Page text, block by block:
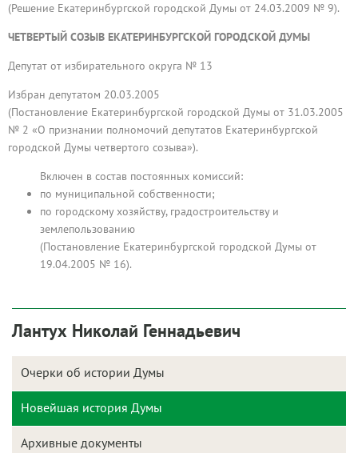
(Решение Екатеринбургской городской Думы от 24.03.2009 № 9).
ЧЕТВЕРТЫЙ СОЗЫВ ЕКАТЕРИНБУРГСКОЙ ГОРОДСКОЙ ДУМЫ
Депутат от избирательного округа № 13
Избран депутатом 20.03.2005
(Постановление Екатеринбургской городской Думы от 31.03.2005
№ 2 «О признании полномочий депутатов Екатеринбургской
городской Думы четвертого созыва»).
Включен в состав постоянных комиссий:
по муниципальной собственности;
по городскому хозяйству, градостроительству и
землепользованию
(Постановление Екатеринбургской городской Думы от
19.04.2005 № 16).
Лантух Николай Геннадьевич
Очерки об истории Думы
Новейшая история Думы
Архивные документы